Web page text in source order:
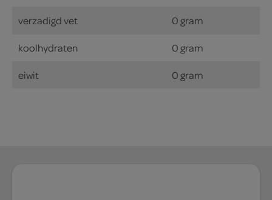
verzadigd vet 0 gram
koolhydraten 0 gram
eiwit 0 gram